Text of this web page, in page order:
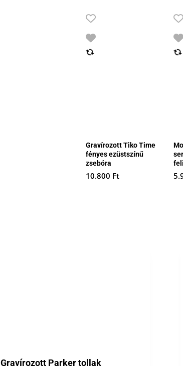
Gravírozott Tiko Time
fényes ezüstszínű
zsebóra
10.800 Ft
Gravírozott Parker tollak